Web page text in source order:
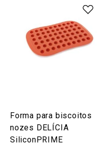
Forma para biscoitos
nozes DELÍCIA
SiliconPRIME